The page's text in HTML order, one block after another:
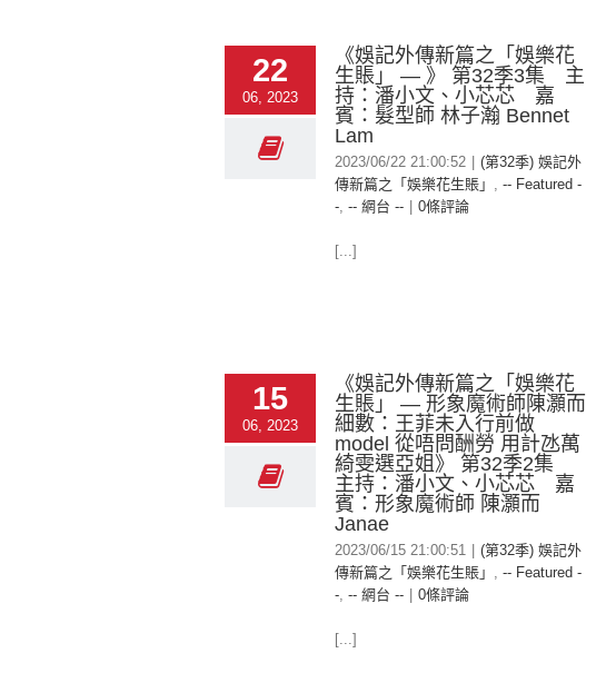
22
06, 2023
《娛記外傳新篇之「娛樂花
生賬」 — 》 第32季3集 主
持：潘小文、小芯芯 嘉
賓：髮型師 林子瀚 Bennet
Lam
2023/06/22 21:00:52
(第32季) 娛記外
傳新篇之「娛樂花生賬」 , -- Featured -
-, -- 網台 -- 0條評論
[...]
15
06, 2023
《娛記外傳新篇之「娛樂花
生賬」 — 形象魔術師陳灝而
細數：王菲未入行前做
model 從唔問酬勞 用計氹萬
綺雯選亞姐》 第32季2集
主持：潘小文、小芯芯 嘉
賓：形象魔術師 陳灝而
Janae
2023/06/15 21:00:51
(第32季) 娛記外
傳新篇之「娛樂花生賬」 , -- Featured -
-, -- 網台 -- 0條評論
[...]